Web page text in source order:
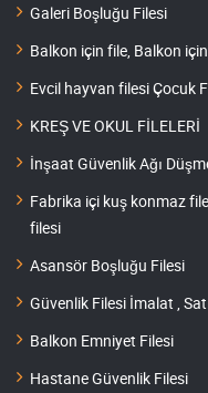
Galeri Boşluğu Filesi
Balkon için file, Balkon
Evcil hayvan filesi Çocuk
KREŞ VE OKUL FİLELERİ
İnşaat Güvenlik Ağı
Fabrika içi kuş konmaz
filesi
Asansör Boşluğu Filesi
Güvenlik Filesi İmalat ,
Balkon Emniyet Filesi
Hastane Güvenlik Filesi